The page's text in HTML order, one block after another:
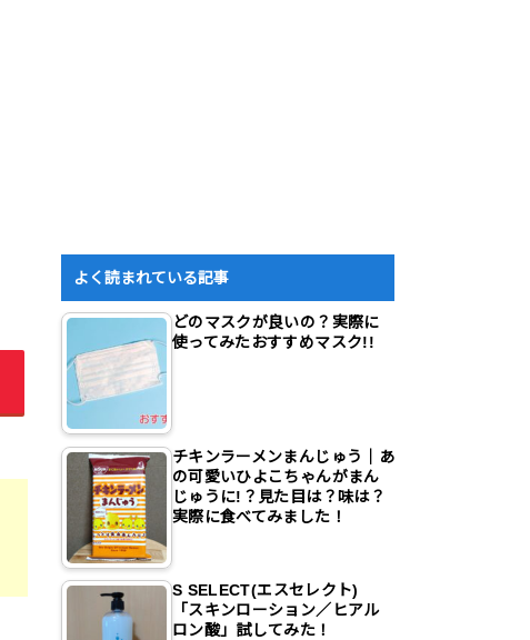
よく読まれている記事
どのマスクが良いの？実際に
使ってみたおすすめマスク!!
チキンラーメンまんじゅう｜あ
の可愛いひよこちゃんがまん
じゅうに!？見た目は？味は？
実際に食べてみました！
S SELECT(エスセレクト)
「スキンローション／ヒアル
ロン酸」試してみた！